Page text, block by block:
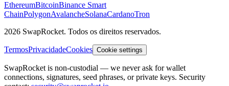
EthereumBitcoinBinance Smart
ChainPolygonAvalancheSolanaCardanoTron
2026 SwapRocket. Todos os direitos reservados.
TermosPrivacidadeCookies Cookie settings
SwapRocket is non-custodial — we never ask for wallet
connections, signatures, seed phrases, or private keys. Security